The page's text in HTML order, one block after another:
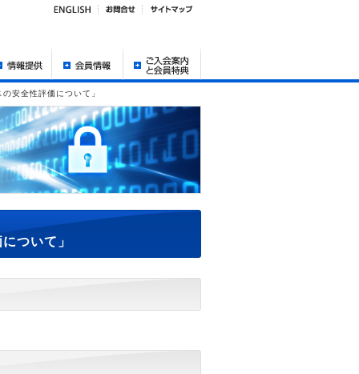
安全性評価について」
ついて」